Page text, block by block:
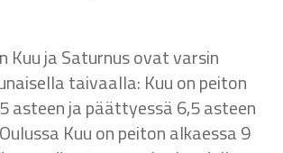
Kuu ja Saturnus ovat varsin
taivaalla: Kuu on peiton
asteen ja päättyessä 6,5 asteen
Kuu on peiton alkaessa 9